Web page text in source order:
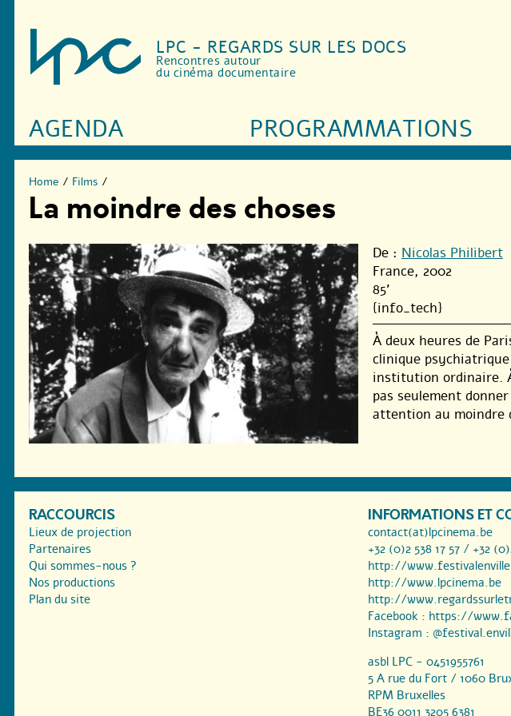
LPC - REGARDS SUR LES DOCS
Rencontres autour
du cinéma documentaire
AGENDA PROGRAMMATIONS
Home / Films /
La moindre des choses
De : Nicolas Philibert
France, 2002
85'
{info_tech}
À deux heures de
clinique psychiatrique
institution ordinaire.
pas seulement
attention au moindre
RACCOURCIS
Lieux de projection
Partenaires
Qui sommes-nous ?
Nos productions
Plan du site
INFORMATIONS ET
contact(at)lpcinema.be
+32 (0)2 538 17 57 / +32
http://
http://www.lpcinema.be
http://
Facebook : https://
Instagram :
asbl LPC - 0451955761
5 A rue du Fort / 1060
RPM Bruxelles
BE36 0011 3205 6381